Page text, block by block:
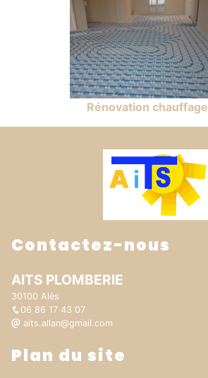
Rénovation chauffage
Contactez-nous
AITS PLOMBERIE
30100 Alès
06 86 17 43 07
aits.allan@gmail.com
Plan du site